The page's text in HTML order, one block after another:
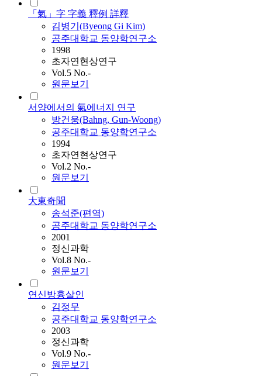
「氣」字 字義 釋例 詳釋
김병기(Byeong Gi Kim)
공주대학교 동양학연구소
1998
초자연현상연구
Vol.5 No.-
원문보기
서양에서의 氣에너지 연구
방건웅(Bahng, Gun-Woong)
공주대학교 동양학연구소
1994
초자연현상연구
Vol.2 No.-
원문보기
大東奇聞
송석준(편역)
공주대학교 동양학연구소
2001
정신과학
Vol.8 No.-
원문보기
연신방흉살인
김정무
공주대학교 동양학연구소
2003
정신과학
Vol.9 No.-
원문보기